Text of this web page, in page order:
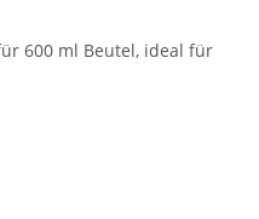
600 ml Beutel, ideal für